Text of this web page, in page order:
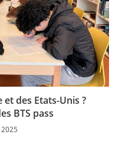
et des Etats-Unis ?
BTS pass